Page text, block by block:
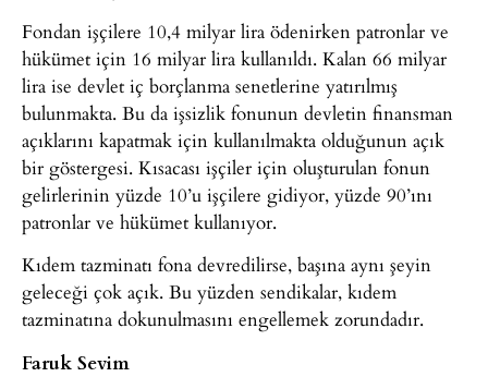
Fondan işçilere 10,4 milyar lira ödenirken patronlar ve
hükümet için 16 milyar lira kullanıldı. Kalan 66 milyar
lira ise devlet iç borçlanma senetlerine yatırılmış
bulunmakta. Bu da işsizlik fonunun devletin finansman
açıklarını kapatmak için kullanılmakta olduğunun açık
bir göstergesi. Kısacası işçiler için oluşturulan fonun
gelirlerinin yüzde 10’u işçilere gidiyor, yüzde 90’ını
patronlar ve hükümet kullanıyor.
Kıdem tazminatı fona devredilirse, başına aynı şeyin
geleceği çok açık. Bu yüzden sendikalar, kıdem
tazminatına dokunulmasını engellemek zorundadır.
Faruk Sevim